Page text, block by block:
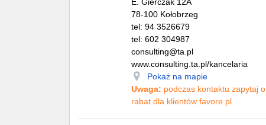
78-100 Kołobrzeg
tel: 94 3526679
tel: 602 304987
consulting@ta.pl
www.consulting.ta.pl/kancelaria
Pokaż na mapie
Uwaga: podczas kontaktu zapytaj o
rabat dla klientów favore.pl